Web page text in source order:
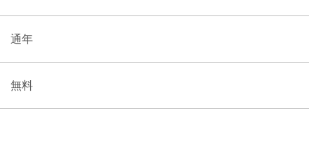
通年
無料